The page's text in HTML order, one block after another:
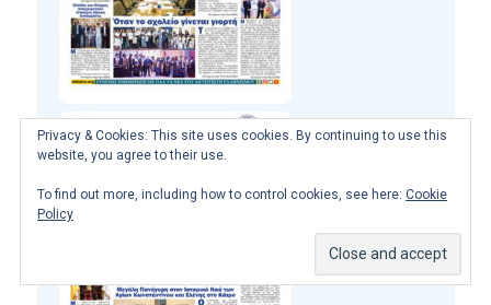
Privacy & Cookies: This site uses cookies. By continuing to use this
website, you agree to their use.
To find out more, including how to control cookies, see here: Cookie
Policy